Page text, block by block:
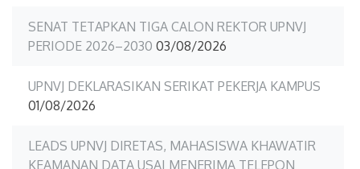
SENAT TETAPKAN TIGA CALON REKTOR UPNVJ
PERIODE 2026–2030 03/08/2026
UPNVJ DEKLARASIKAN SERIKAT PEKERJA KAMPUS
01/08/2026
LEADS UPNVJ DIRETAS, MAHASISWA KHAWATIR
KEAMANAN DATA USAI MENERIMA TELEPON